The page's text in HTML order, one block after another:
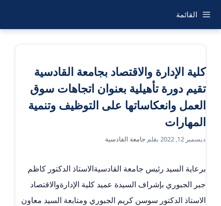
القائمة
كلية الإدارة والاقتصاد بجامعة القادسية
تقيم دورة تأهيلية بعنوان اتجاهات سوق
العمل وانعكاساتها على التوظيف وتنمية
المهارات
ديسمبر 12, 2022 بقلم جامعة القادسية
برعاية السيد رئيس جامعة القادسيةالاستاذ الدكتور كاظم
جبر الجبوري بإشراف السيدة عميد كلية الإدارةوالاقتصاد
الاستاذ الدكتور سوسن كريم الجبوري ومتابعة السيد معاون